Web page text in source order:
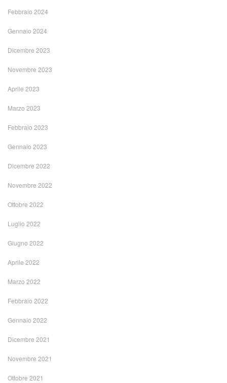
Febbraio 2024
Gennaio 2024
Dicembre 2023
Novembre 2023
Aprile 2023
Marzo 2023
Febbraio 2023
Gennaio 2023
Dicembre 2022
Novembre 2022
Ottobre 2022
Luglio 2022
Giugno 2022
Aprile 2022
Marzo 2022
Febbraio 2022
Gennaio 2022
Dicembre 2021
Novembre 2021
Ottobre 2021